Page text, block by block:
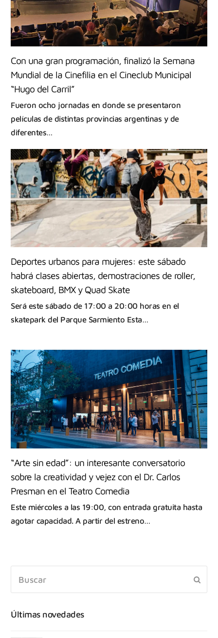
Con una gran programación, finalizó la Semana
Mundial de la Cinefilia en el Cineclub Municipal
“Hugo del Carril”
Fueron ocho jornadas en donde se presentaron
películas de distintas provincias argentinas y de
diferentes…
Deportes urbanos para mujeres: este sábado
habrá clases abiertas, demostraciones de roller,
skateboard, BMX y Quad Skate
Será este sábado de 17:00 a 20:00 horas en el
skatepark del Parque Sarmiento Esta…
“Arte sin edad”: un interesante conversatorio
sobre la creatividad y vejez con el Dr. Carlos
Presman en el Teatro Comedia
Este miércoles a las 19:00, con entrada gratuita hasta
agotar capacidad. A partir del estreno…
Últimas novedades